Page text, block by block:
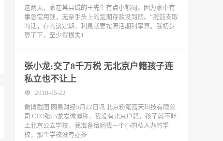
这两天，家在某县城的王先生有点小郁闷。因为家中有
事急需用钱，无奈手头上的定期存款没到期。“提前支取
的话，存的这定期，利息就要按照活期利率算。我初步
算了下，至少得损失1
张小龙:交了8千万税 无北京户籍孩子连
私立也不让上
2018-05-22
微博截图 网易财经5月22日讯 北京粉笔蓝天科技有限公
司 CEO张小龙发微博称，我没有北京户籍，孩子就不能
上北京公立学校，我准备给她找一个小的私人办的学
校，那个学校没有办多